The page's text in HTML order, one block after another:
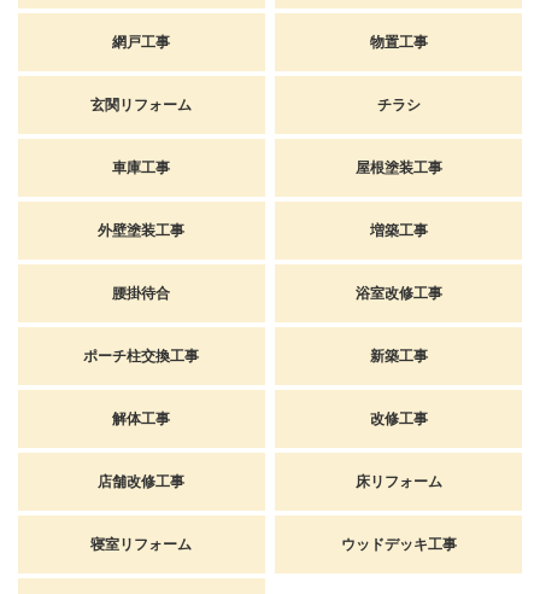
網戸工事 物置工事
玄関リフォーム チラシ
車庫工事 屋根塗装工事
外壁塗装工事 増築工事
腰掛待合 浴室改修工事
ポーチ柱交換工事 新築工事
解体工事 改修工事
店舗改修工事 床リフォーム
寝室リフォーム ウッドデッキ工事